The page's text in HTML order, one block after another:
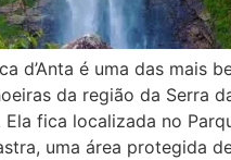
d’Anta é uma das mais
da região da Serra
Ela fica localizada no
uma área protegida